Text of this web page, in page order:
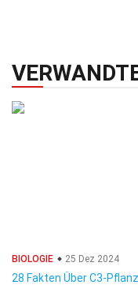
BIOLOGIE 25 Dez 2024
28 Fakten Über C3-